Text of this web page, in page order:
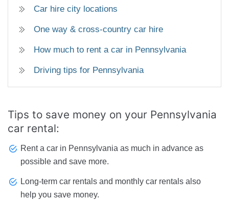
Car hire city locations
One way & cross-country car hire
How much to rent a car in Pennsylvania
Driving tips for Pennsylvania
Tips to save money on your Pennsylvania
car rental:
Rent a car in Pennsylvania as much in advance as
possible and save more.
Long-term car rentals and monthly car rentals also
help you save money.